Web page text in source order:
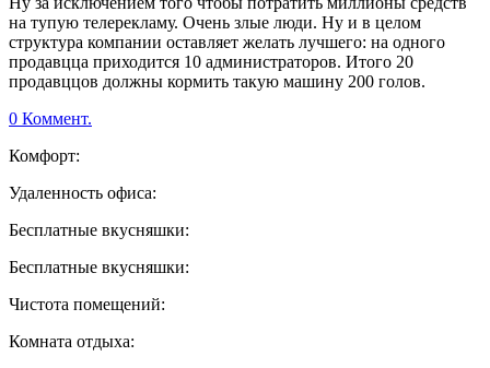
на тупую телерекламу. Очень злые люди. Ну и в целом
структура компании оставляет желать лучшего: на одного
продавцца приходится 10 администраторов. Итого 20
продавццов должны кормить такую машину 200 голов.
0 Коммент.
Комфорт:
Удаленность офиса:
Бесплатные вкусняшки:
Бесплатные вкусняшки:
Чистота помещений:
Комната отдыха: